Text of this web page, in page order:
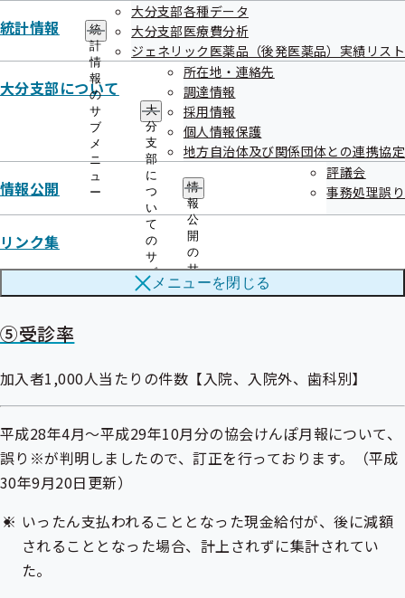
統計情報
統
計
情
報
の
サ
ブ
メ
ニ
ュ
ー
大分支部各種データ
大分支部医療費分析
ジェネリック医薬品（後発医薬品）実績リスト
大分支部について
大
分
支
部
に
つ
い
て
の
サ
ブ
メ
所在地・連絡先
調達情報
採用情報
個人情報保護
地方自治体及び関係団体との連携協定
情報公開
情
報
公
開
の
サ
ブ
メ
評議会
事務処理誤り
リンク集
メニューを閉じる
③現金給付費
傷病手当金等の現金給付費の年度別の内訳
④加入者一人当たり医療費
診療報酬明細書（レセプト）の点数の10倍である医療費を加
入者数で除したもの【入院、入院外（調剤含む）、歯科別】
患者負担分を含む
⑤受診率
加入者1,000人当たりの件数【入院、入院外、歯科別】
平成28年4月～平成29年10月分の協会けんぽ月報について、
誤り※が判明しましたので、訂正を行っております。（平成
30年9月20日更新）
いったん支払われることとなった現金給付が、後に減額
されることとなった場合、計上されずに集計されてい
た。